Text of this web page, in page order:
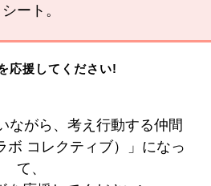
シート。
応援してください!
ながら、考え行動する仲間
ボ コレクティブ）」になっ
て、